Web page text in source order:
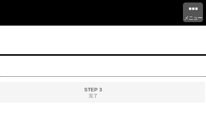
メニュー
STEP 3
完了